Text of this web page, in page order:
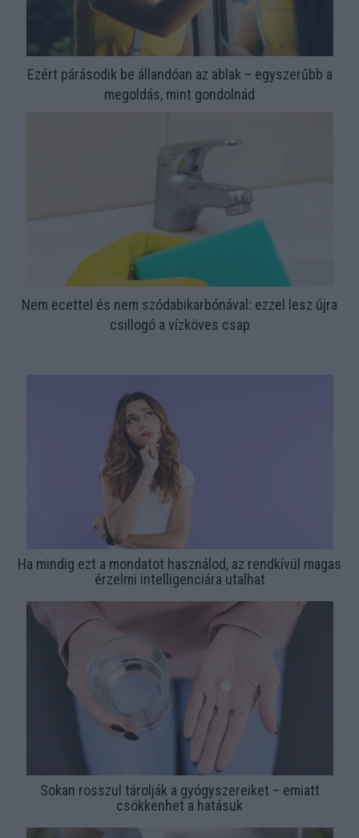
Ezért párásodik be állandóan az ablak – egyszerűbb a
megoldás, mint gondolnád
Nem ecettel és nem szódabikarbónával: ezzel lesz újra
csillogó a vízköves csap
Ha mindig ezt a mondatot használod, az rendkívül magas
érzelmi intelligenciára utalhat
Sokan rosszul tárolják a gyógyszereiket – emiatt
csökkenhet a hatásuk